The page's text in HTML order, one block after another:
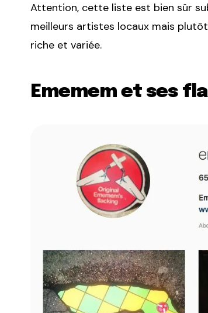
Attention, cette liste est bien sûr
meilleurs artistes locaux mais
riche et variée.
Ememem et ses